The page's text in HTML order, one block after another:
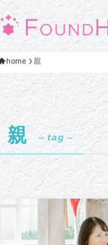
home 親
親 – tag –